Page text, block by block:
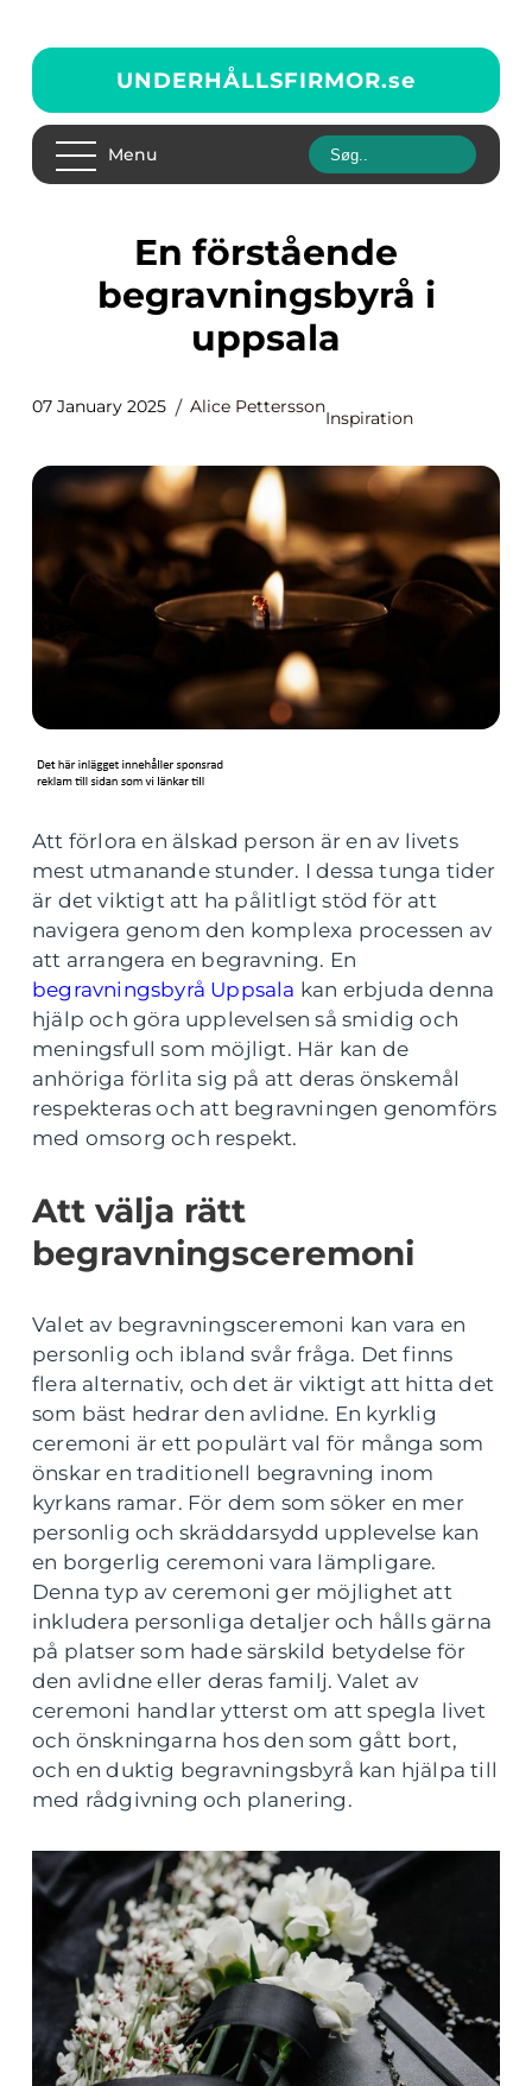
UNDERHÅLLSFIRMOR.se
Menu
En förstående
begravningsbyrå i
uppsala
07 January 2025 Alice Pettersson
Inspiration
Att förlora en älskad person är en av livets
mest utmanande stunder. I dessa tunga tider
är det viktigt att ha pålitligt stöd för att
navigera genom den komplexa processen av
att arrangera en begravning. En
begravningsbyrå Uppsala kan erbjuda denna
hjälp och göra upplevelsen så smidig och
meningsfull som möjligt. Här kan de
anhöriga förlita sig på att deras önskemål
respekteras och att begravningen genomförs
med omsorg och respekt.
Att välja rätt
begravningsceremoni
Valet av begravningsceremoni kan vara en
personlig och ibland svår fråga. Det finns
flera alternativ, och det är viktigt att hitta det
som bäst hedrar den avlidne. En kyrklig
ceremoni är ett populärt val för många som
önskar en traditionell begravning inom
kyrkans ramar. För dem som söker en mer
personlig och skräddarsydd upplevelse kan
en borgerlig ceremoni vara lämpligare.
Denna typ av ceremoni ger möjlighet att
inkludera personliga detaljer och hålls gärna
på platser som hade särskild betydelse för
den avlidne eller deras familj. Valet av
ceremoni handlar ytterst om att spegla livet
och önskningarna hos den som gått bort,
och en duktig begravningsbyrå kan hjälpa till
med rådgivning och planering.